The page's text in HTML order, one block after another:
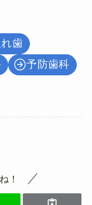
れ歯
予防歯科
！